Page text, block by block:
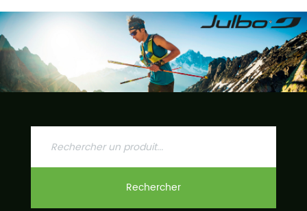
CONTACT
Rechercher